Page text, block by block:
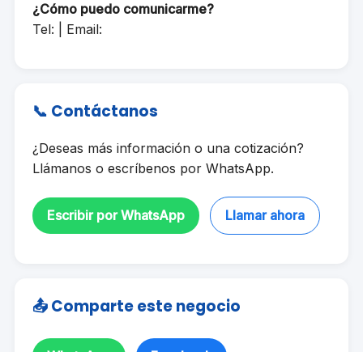
¿Cómo puedo comunicarme?
Tel: | Email:
📞 Contáctanos
¿Deseas más información o una cotización?
Llámanos o escríbenos por WhatsApp.
Escribir por WhatsApp Llamar ahora
📤 Comparte este negocio